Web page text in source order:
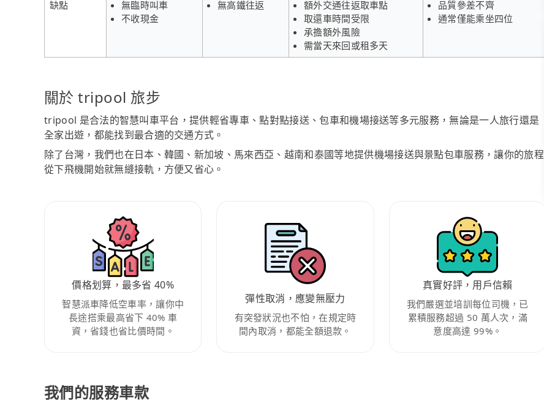
缺點
無臨時叫車
不收現金
無高鐵往返
額外交通往返取車點
取還車時間受限
承擔額外風險
需當天來回或租多天
品質參差不齊
通常僅能乘坐四位
關於 tripool 旅步
tripool 是合法的智慧叫車平台，提供輕省專車、點對點接送、包車和機場接送等多元服務，無論是一人旅行還是
全家出遊，都能找到最合適的交通方式。
除了台灣，我們也在日本、韓國、新加坡、馬來西亞、越南和泰國等地提供機場接送與景點包車服務，讓你的旅程
從下飛機開始就無縫接軌，方便又省心。
價格划算，最多省 40%
智慧派車降低空車率，讓你中
長途搭乘最高省下 40% 車
資，省錢也省比價時間。
彈性取消，應變無壓力
有突發狀況也不怕，在規定時
間內取消，都能全額退款。
真實好評，用戶信賴
我們嚴選並培訓每位司機，已
累積服務超過 50 萬人次，滿
意度高達 99%。
我們的服務車款